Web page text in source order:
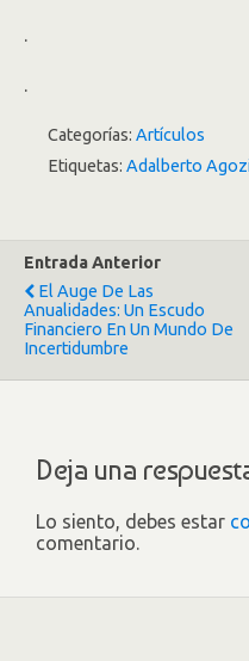
.
.
Categorías: Artículos
Etiquetas: Adalberto
Entrada Anterior
El Auge De Las
Anualidades: Un Escudo
Financiero En Un Mundo De
Incertidumbre
Deja una
Lo siento, debes estar
comentario.